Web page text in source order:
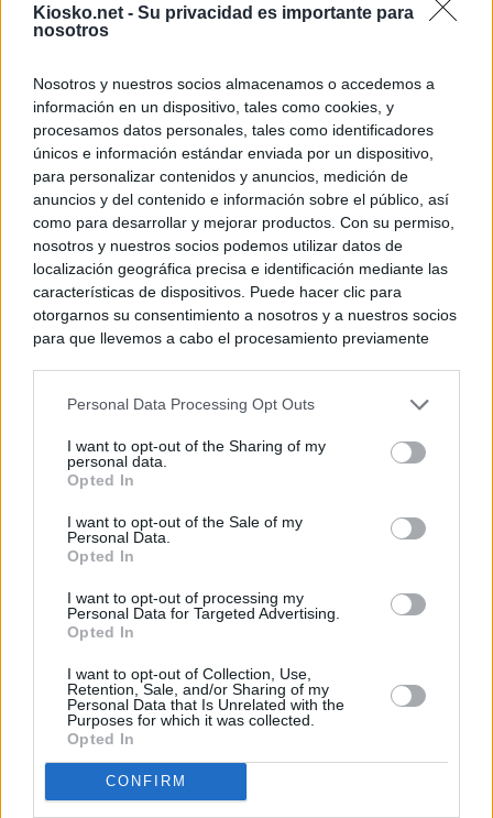
Kiosko.net - Su privacidad es importante para
nosotros
Nosotros y nuestros socios almacenamos o accedemos a
información en un dispositivo, tales como cookies, y
procesamos datos personales, tales como identificadores
únicos e información estándar enviada por un dispositivo,
para personalizar contenidos y anuncios, medición de
anuncios y del contenido e información sobre el público, así
como para desarrollar y mejorar productos. Con su permiso,
nosotros y nuestros socios podemos utilizar datos de
localización geográfica precisa e identificación mediante las
características de dispositivos. Puede hacer clic para
otorgarnos su consentimiento a nosotros y a nuestros socios
para que llevemos a cabo el procesamiento previamente
negar su consentimiento. Tenga en cuenta que algún
de su consentimiento, pero usted tiene el derecho de
rechazar tal procesamiento. Sus preferencias se aplicarán
cualquier momento entrando de nuevo en este sitio web o
visitando nuestra política de privacidad.
Personal Data Processing Opt Outs
I want to opt-out of the Sharing of my
personal data.
Opted In
I want to opt-out of the Sale of my
Personal Data.
Opted In
I want to opt-out of processing my
Personal Data for Targeted Advertising.
Opted In
I want to opt-out of Collection, Use,
Retention, Sale, and/or Sharing of my
Personal Data that Is Unrelated with the
Purposes for which it was collected.
Opted In
CONFIRM